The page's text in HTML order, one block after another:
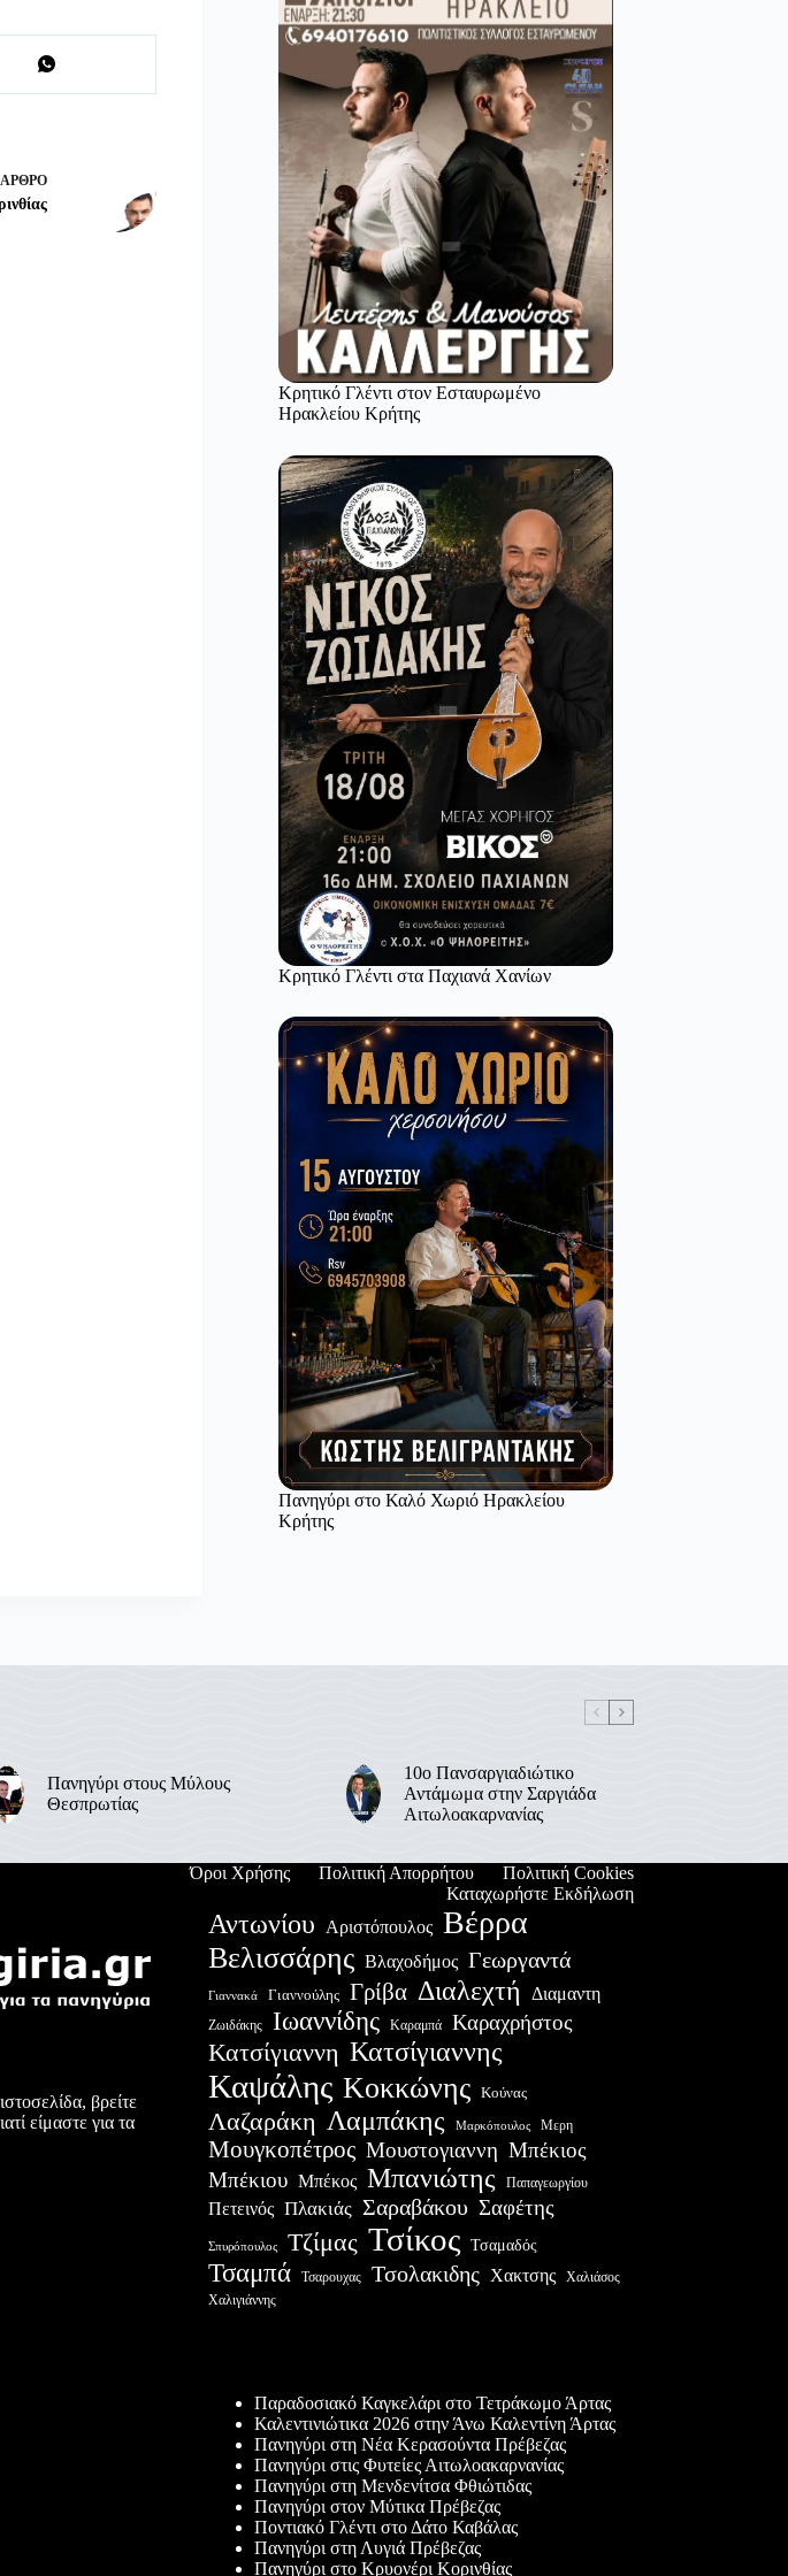
ΆΡΘΡΟ
Κρητικό Γλέντι στον Εσταυρωμένο
Ηρακλείου Κρήτης
Κρητικό Γλέντι στα Παχιανά Χανίων
Πανηγύρι στο Καλό Χωριό Ηρακλείου
Κρήτης
Πανηγύρι στους Μύλους
Θεσπρωτίας
10ο Πανσαργιαδιώτικο
Αντάμωμα στην Σαργιάδα
Αιτωλοακαρνανίας
Όροι Χρήσης Πολιτική Απορρήτου
Πολιτική Cookies
Καταχωρήστε Εκδήλωση
βρείτε
είμαστε για τα
Αντωνίου Αριστόπουλος Βέρρα
Βελισσάρης Βλαχοδήμος Γεωργαντά
Γιαννακά Γιαννούλης Γρίβα Διαλεχτή Διαμαντη
Ζωιδάκης Ιωαννίδης Καραμπά Καραχρήστος
Κατσίγιαννη Κατσίγιαννης
Καψάλης Κοκκώνης Κούνας
Λαζαράκη Λαμπάκης Μαρκόπουλος Μερη
Μουγκοπέτρος Μουστογιαννη Μπέκιος
Μπέκιου Μπέκος Μπανιώτης Παπαγεωργίου
Πετεινός Πλακιάς Σαραβάκου Σαφέτης
Σπυρόπουλος Τζίμας Τσίκος Τσαμαδός
Τσαμπά Τσαρουχας Τσολακιδης Χακτσης
Χαλιάσος
Χαλιγιάννης
Παραδοσιακό Καγκελάρι στο Τετράκωμο Άρτας
Καλεντινιώτικα 2026 στην Άνω Καλεντίνη Άρτας
Πανηγύρι στη Νέα Κερασούντα Πρέβεζας
Πανηγύρι στις Φυτείες Αιτωλοακαρνανίας
Πανηγύρι στη Μενδενίτσα Φθιώτιδας
Πανηγύρι στον Μύτικα Πρέβεζας
Ποντιακό Γλέντι στο Δάτο Καβάλας
Πανηγύρι στη Λυγιά Πρέβεζας
Πανηγύρι στο Κρυονέρι Κορινθίας